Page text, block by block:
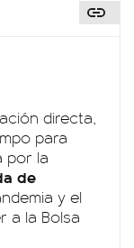
directa,
para
por la
de
y el
a la Bolsa